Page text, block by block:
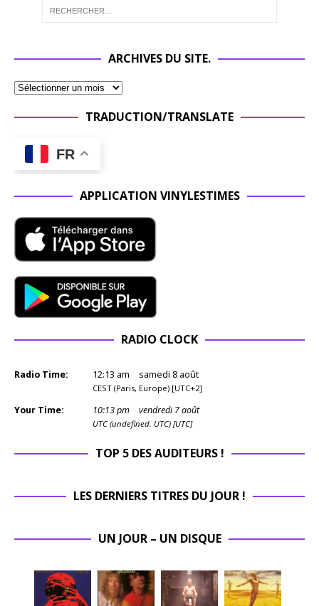
ARCHIVES DU SITE.
TRADUCTION/TRANSLATE
FR
APPLICATION VINYLESTIMES
RADIO CLOCK
Radio Time: 12:13 am samedi 8 août
CEST (Paris, Europe) [UTC+2]
Your Time: 10:13pm vendredi 7 août
UTC (undefined, UTC) [UTC]
TOP 5 DES AUDITEURS !
LES DERNIERS TITRES DU JOUR !
UN JOUR – UN DISQUE